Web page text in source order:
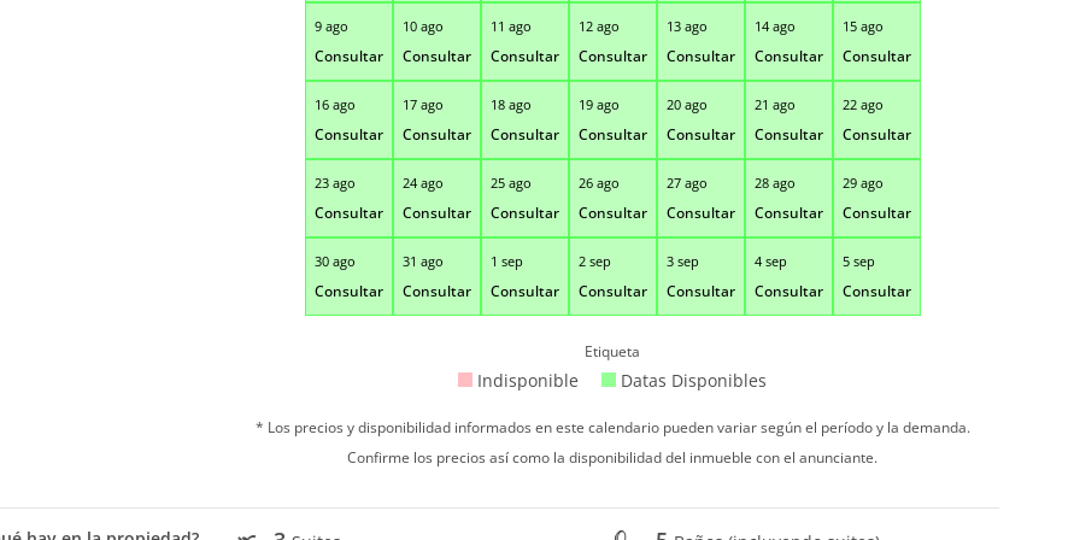
9 ago
Consultar
10 ago
Consultar
11 ago
Consultar
12 ago
Consultar
13 ago
Consultar
14 ago
Consultar
15 ago
Consultar
16 ago
Consultar
17 ago
Consultar
18 ago
Consultar
19 ago
Consultar
20 ago
Consultar
21 ago
Consultar
22 ago
Consultar
23 ago
Consultar
24 ago
Consultar
25 ago
Consultar
26 ago
Consultar
27 ago
Consultar
28 ago
Consultar
29 ago
Consultar
30 ago
Consultar
31 ago
Consultar
1 sep
Consultar
2 sep
Consultar
3 sep
Consultar
4 sep
Consultar
5 sep
Consultar
Etiqueta
Indisponible Datas Disponibles
* Los precios y disponibilidad informados en este calendario pueden variar según el período y la demanda.
Confirme los precios así como la disponibilidad del inmueble con el anunciante.